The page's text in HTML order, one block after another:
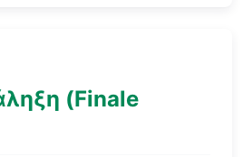
(Finale